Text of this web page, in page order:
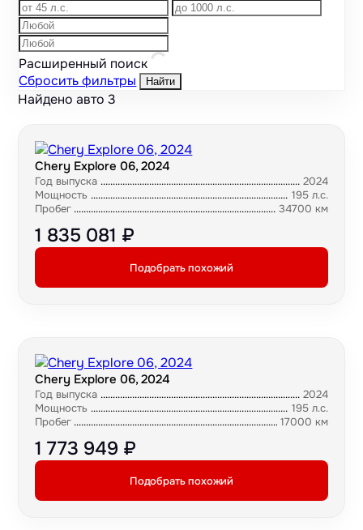
Расширенный поиск
Сбросить фильтры
Найти
Найдено авто3
Chery Explore 06, 2024
Год выпуска
2024
Мощность
195 л.с.
Пробег
34700 км
1 835 081 ₽
Подобрать похожий
Chery Explore 06, 2024
Год выпуска
2024
Мощность
195 л.с.
Пробег
17000 км
1 773 949 ₽
Подобрать похожий